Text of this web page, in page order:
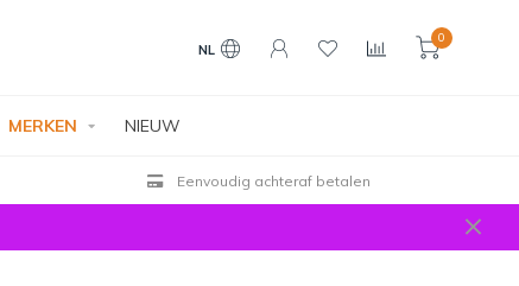
NL
0
MERKEN NIEUW
Gratis verzending vanaf € 49